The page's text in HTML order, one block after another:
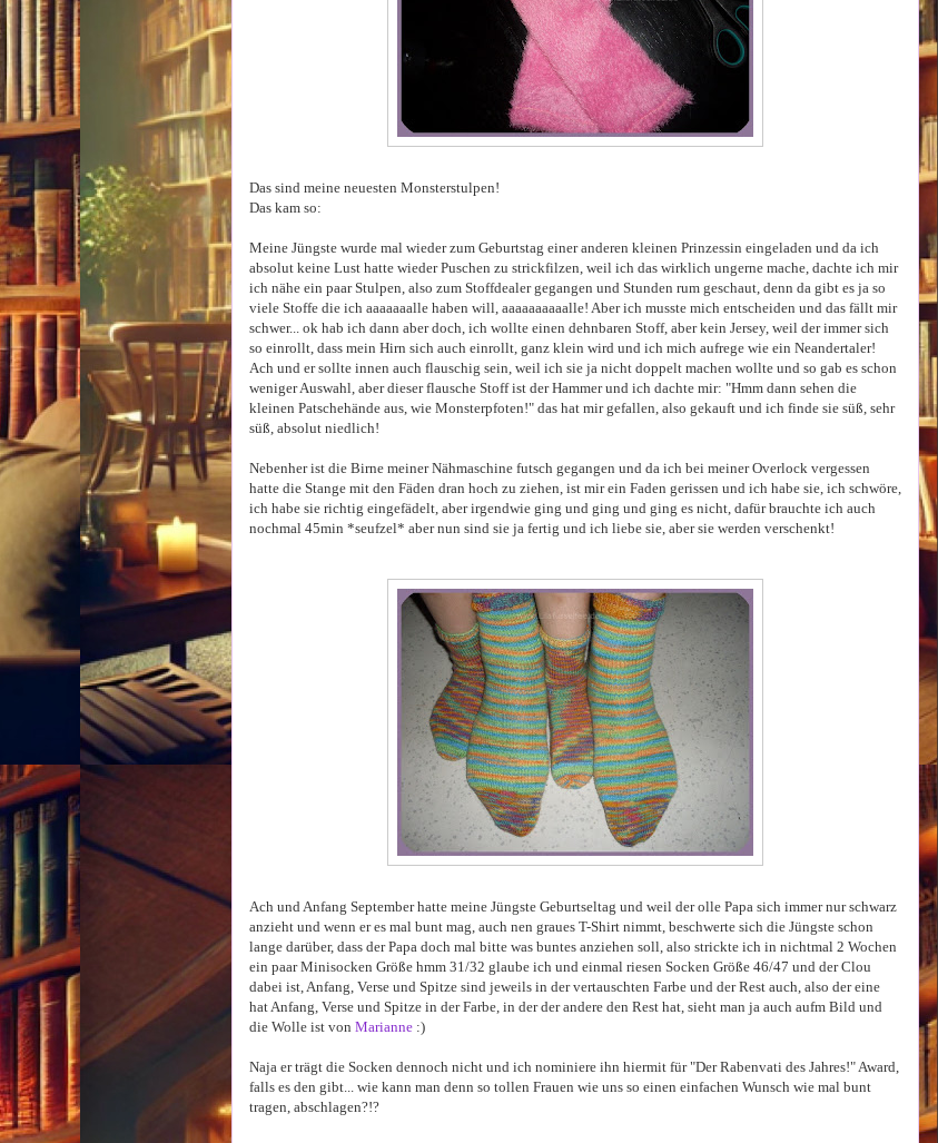
Das sind meine neuesten Monsterstulpen!
Das kam so:
Meine Jüngste wurde mal wieder zum Geburtstag einer anderen kleinen Prinzessin eingeladen und da ich
absolut keine Lust hatte wieder Puschen zu strickfilzen, weil ich das wirklich ungerne mache, dachte ich mir
ich nähe ein paar Stulpen, also zum Stoffdealer gegangen und Stunden rum geschaut, denn da gibt es ja so
viele Stoffe die ich aaaaaaalle haben will, aaaaaaaaaalle! Aber ich musste mich entscheiden und das fällt mir
schwer... ok hab ich dann aber doch, ich wollte einen dehnbaren Stoff, aber kein Jersey, weil der immer sich
so einrollt, dass mein Hirn sich auch einrollt, ganz klein wird und ich mich aufrege wie ein Neandertaler!
Ach und er sollte innen auch flauschig sein, weil ich sie ja nicht doppelt machen wollte und so gab es schon
weniger Auswahl, aber dieser flausche Stoff ist der Hammer und ich dachte mir: "Hmm dann sehen die
kleinen Patschehände aus, wie Monsterpfoten!" das hat mir gefallen, also gekauft und ich finde sie süß, sehr
süß, absolut niedlich!
Nebenher ist die Birne meiner Nähmaschine futsch gegangen und da ich bei meiner Overlock vergessen
hatte die Stange mit den Fäden dran hoch zu ziehen, ist mir ein Faden gerissen und ich habe sie, ich schwöre,
ich habe sie richtig eingefädelt, aber irgendwie ging und ging und ging es nicht, dafür brauchte ich auch
nochmal 45min *seufzel* aber nun sind sie ja fertig und ich liebe sie, aber sie werden verschenkt!
Ach und Anfang September hatte meine Jüngste Geburtseltag und weil der olle Papa sich immer nur schwarz
anzieht und wenn er es mal bunt mag, auch nen graues T-Shirt nimmt, beschwerte sich die Jüngste schon
lange darüber, dass der Papa doch mal bitte was buntes anziehen soll, also strickte ich in nichtmal 2 Wochen
ein paar Minisocken Größe hmm 31/32 glaube ich und einmal riesen Socken Größe 46/47 und der Clou
dabei ist, Anfang, Verse und Spitze sind jeweils in der vertauschten Farbe und der Rest auch, also der eine
hat Anfang, Verse und Spitze in der Farbe, in der der andere den Rest hat, sieht man ja auch aufm Bild und
die Wolle ist von Marianne :)
Naja er trägt die Socken dennoch nicht und ich nominiere ihn hiermit für "Der Rabenvati des Jahres!" Award,
falls es den gibt... wie kann man denn so tollen Frauen wie uns so einen einfachen Wunsch wie mal bunt
tragen, abschlagen?!?